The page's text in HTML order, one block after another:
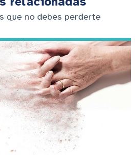
que no debes perderte